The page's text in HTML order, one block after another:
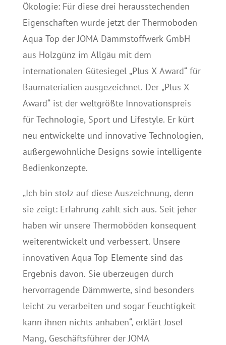
Ökologie: Für diese drei herausstechenden
Eigenschaften wurde jetzt der Thermoboden
Aqua Top der JOMA Dämmstoffwerk GmbH
aus Holzgünz im Allgäu mit dem
internationalen Gütesiegel „Plus X Award“ für
Baumaterialien ausgezeichnet. Der „Plus X
Award“ ist der weltgrößte Innovationspreis
für Technologie, Sport und Lifestyle. Er kürt
neu entwickelte und innovative Technologien,
außergewöhnliche Designs sowie intelligente
Bedienkonzepte.
„Ich bin stolz auf diese Auszeichnung, denn
sie zeigt: Erfahrung zahlt sich aus. Seit jeher
haben wir unsere Thermoböden konsequent
weiterentwickelt und verbessert. Unsere
innovativen Aqua-Top-Elemente sind das
Ergebnis davon. Sie überzeugen durch
hervorragende Dämmwerte, sind besonders
leicht zu verarbeiten und sogar Feuchtigkeit
kann ihnen nichts anhaben“, erklärt Josef
Mang, Geschäftsführer der JOMA